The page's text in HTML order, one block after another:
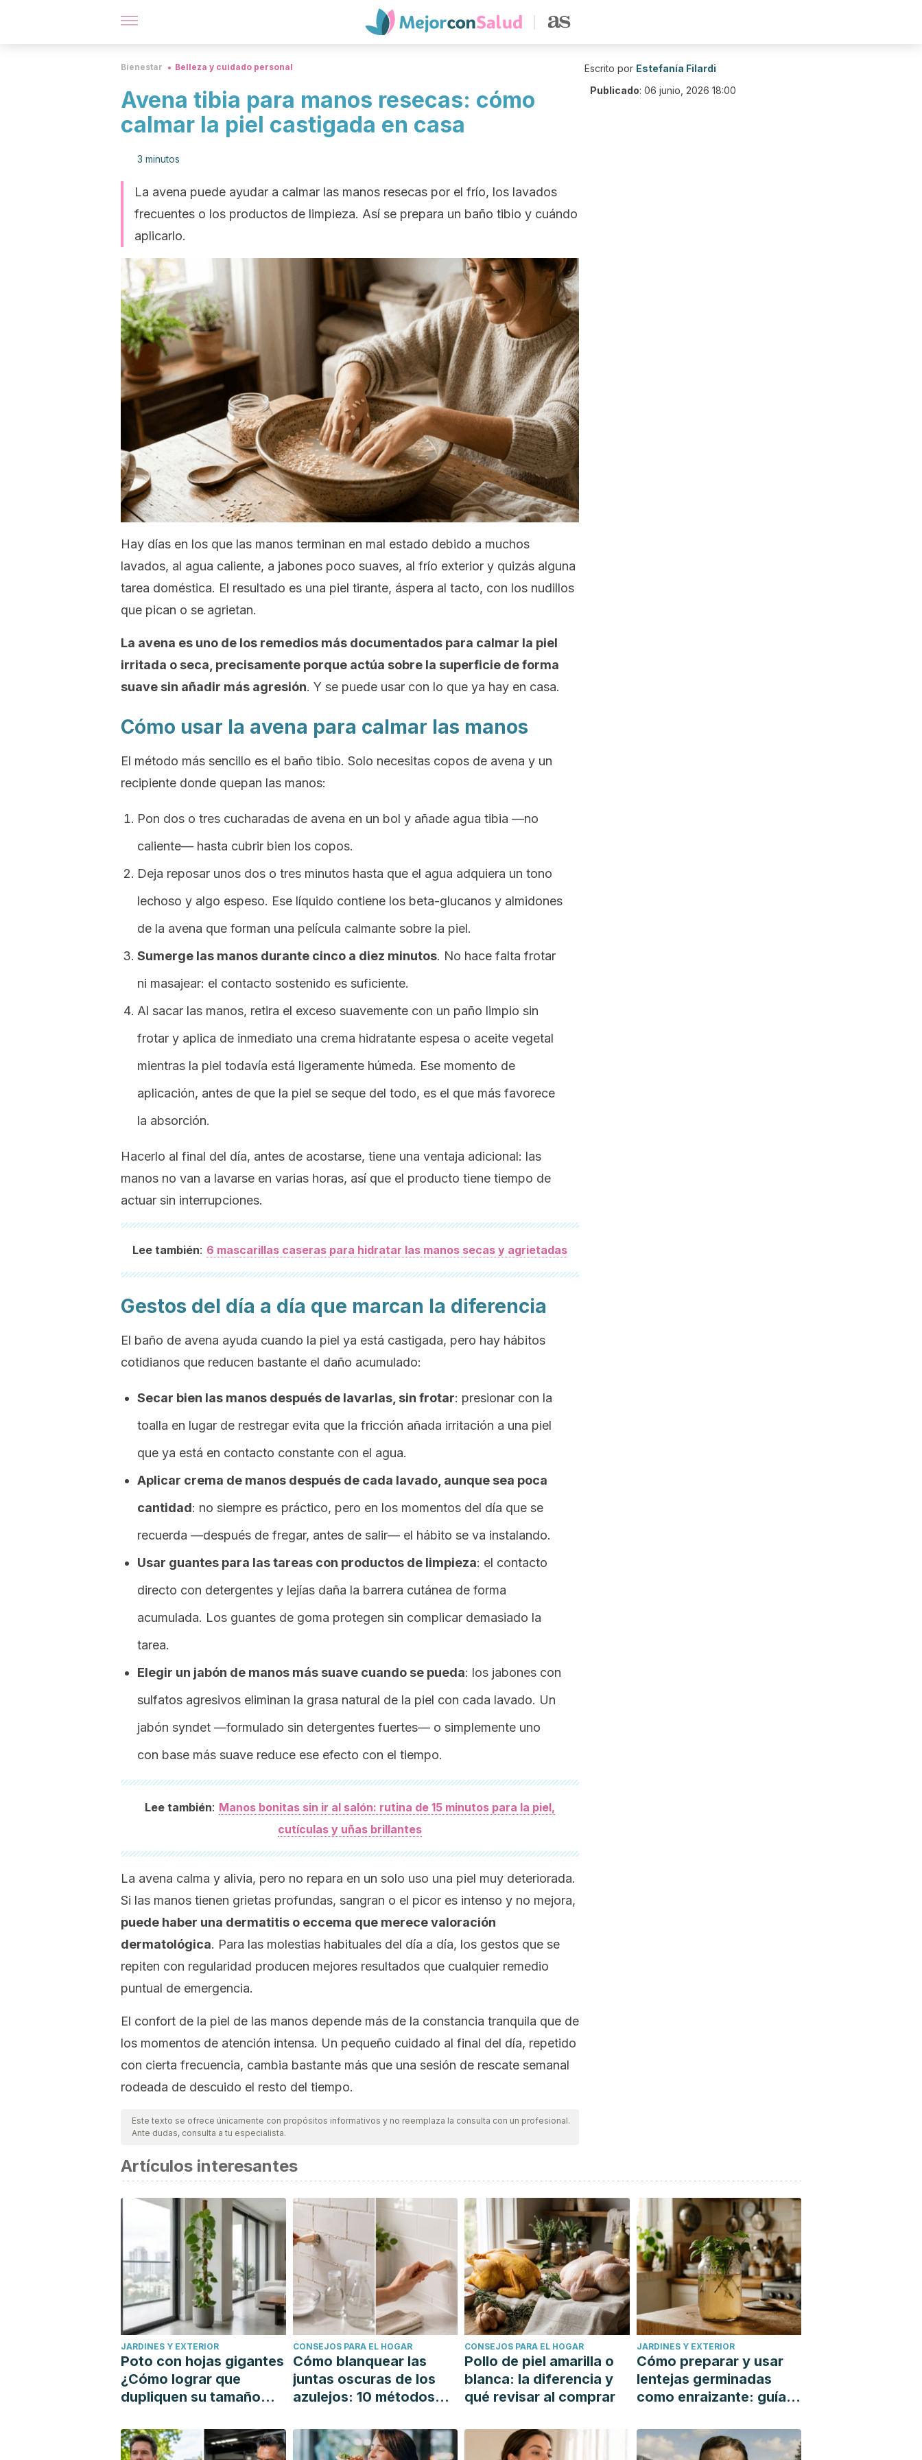
Bienestar Belleza y cuidado personal
Avena tibia para manos resecas: cómo
calmar la piel castigada en casa
3 minutos
La avena puede ayudar a calmar las manos resecas por el frío, los lavados
frecuentes o los productos de limpieza. Así se prepara un baño tibio y cuándo
aplicarlo.
Hay días en los que las manos terminan en mal estado debido a muchos
lavados, al agua caliente, a jabones poco suaves, al frío exterior y quizás alguna
tarea doméstica. El resultado es una piel tirante, áspera al tacto, con los nudillos
que pican o se agrietan.
La avena es uno de los remedios más documentados para calmar la piel
irritada o seca, precisamente porque actúa sobre la superficie de forma
suave sin añadir más agresión. Y se puede usar con lo que ya hay en casa.
Cómo usar la avena para calmar las manos
El método más sencillo es el baño tibio. Solo necesitas copos de avena y un
recipiente donde quepan las manos:
Pon dos o tres cucharadas de avena en un bol y añade agua tibia —no
caliente— hasta cubrir bien los copos.
Deja reposar unos dos o tres minutos hasta que el agua adquiera un tono
lechoso y algo espeso. Ese líquido contiene los beta-glucanos y almidones
de la avena que forman una película calmante sobre la piel.
Sumerge las manos durante cinco a diez minutos. No hace falta frotar
ni masajear: el contacto sostenido es suficiente.
Al sacar las manos, retira el exceso suavemente con un paño limpio sin
frotar y aplica de inmediato una crema hidratante espesa o aceite vegetal
mientras la piel todavía está ligeramente húmeda. Ese momento de
aplicación, antes de que la piel se seque del todo, es el que más favorece
la absorción.
Hacerlo al final del día, antes de acostarse, tiene una ventaja adicional: las
manos no van a lavarse en varias horas, así que el producto tiene tiempo de
actuar sin interrupciones.
Lee también: 6 mascarillas caseras para hidratar las manos secas y agrietadas
Gestos del día a día que marcan la diferencia
El baño de avena ayuda cuando la piel ya está castigada, pero hay hábitos
cotidianos que reducen bastante el daño acumulado:
Secar bien las manos después de lavarlas, sin frotar: presionar con la
toalla en lugar de restregar evita que la fricción añada irritación a una piel
que ya está en contacto constante con el agua.
Aplicar crema de manos después de cada lavado, aunque sea poca
cantidad: no siempre es práctico, pero en los momentos del día que se
recuerda —después de fregar, antes de salir— el hábito se va instalando.
Usar guantes para las tareas con productos de limpieza: el contacto
directo con detergentes y lejías daña la barrera cutánea de forma
acumulada. Los guantes de goma protegen sin complicar demasiado la
tarea.
Elegir un jabón de manos más suave cuando se pueda: los jabones con
sulfatos agresivos eliminan la grasa natural de la piel con cada lavado. Un
jabón syndet —formulado sin detergentes fuertes— o simplemente uno
con base más suave reduce ese efecto con el tiempo.
Lee también: Manos bonitas sin ir al salón: rutina de 15 minutos para la piel,
cutículas y uñas brillantes
La avena calma y alivia, pero no repara en un solo uso una piel muy deteriorada.
Si las manos tienen grietas profundas, sangran o el picor es intenso y no mejora,
puede haber una dermatitis o eccema que merece valoración
dermatológica. Para las molestias habituales del día a día, los gestos que se
repiten con regularidad producen mejores resultados que cualquier remedio
puntual de emergencia.
El confort de la piel de las manos depende más de la constancia tranquila que de
los momentos de atención intensa. Un pequeño cuidado al final del día, repetido
con cierta frecuencia, cambia bastante más que una sesión de rescate semanal
rodeada de descuido el resto del tiempo.
Este texto se ofrece únicamente con propósitos informativos y no reemplaza la consulta con un profesional.
Ante dudas, consulta a tu especialista.
Escrito por Estefanía Filardi
Publicado: 06 junio, 2026 18:00
Artículos interesantes
JARDINES Y EXTERIOR
Poto con hojas gigantes
¿Cómo lograr que
dupliquen su tamaño
CONSEJOS PARA EL HOGAR
Cómo blanquear las
juntas oscuras de los
azulejos: 10 métodos
CONSEJOS PARA EL HOGAR
Pollo de piel amarilla o
blanca: la diferencia y
qué revisar al comprar
JARDINES Y EXTERIOR
Cómo preparar y usar
lentejas germinadas
como enraizante: guía